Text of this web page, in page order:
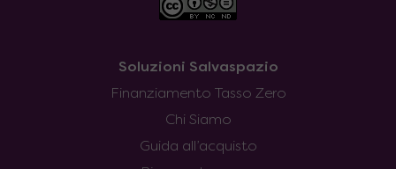
Soluzioni Salvaspazio
Finanziamento Tasso Zero
Chi Siamo
Guida all’acquisto